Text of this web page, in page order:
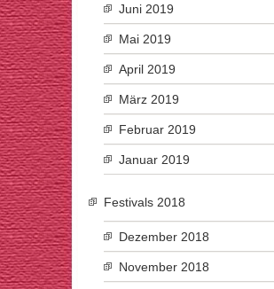
Juni 2019
Mai 2019
April 2019
März 2019
Februar 2019
Januar 2019
Festivals 2018
Dezember 2018
November 2018